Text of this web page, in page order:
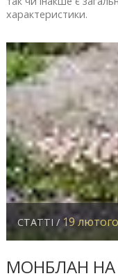
характеристики.
СТАТТІ / 19
МОНБЛАН НА